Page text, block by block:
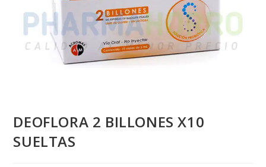
DEOFLORA 2 BILLONES X10
SUELTAS